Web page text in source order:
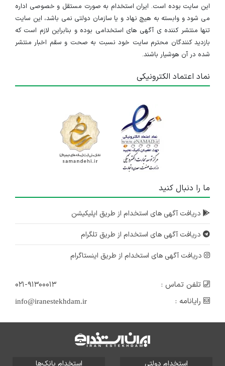
این سایت بوده است. ایران استخدام به صورت مستقل و خصوصی اداره
می شود و وابسته به هیچ نهاد و یا سازمان دولتی نمی باشد، این سایت
تنها منتشر کننده ی آگهی های استخدامی بوده و بنابراین لازم است که
بازدید کنندگان محترم سایت خود نسبت به صحت و سقم اخبار منتشر
شده در آن هوشیار باشند.
نماد اعتماد الکترونیکی
ما را دنبال کنید
دریافت آگهی های استخدام از طریق اپلیکیشن
دریافت آگهی های استخدام از طریق تلگرام
دریافت آگهی های استخدام از طریق اینستاگرام
تلفن تماس :
۰۲۱-۹۱۳۰۰۰۱۳
رایانامه :
info@iranestekhdam.ir
استخدام دولتی استخدام بانک‌ها